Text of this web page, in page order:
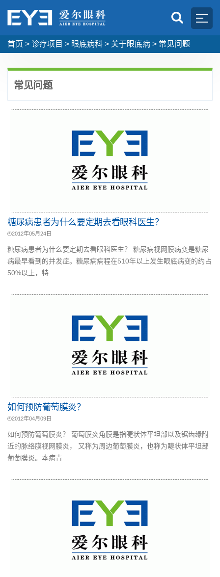
首页 > 诊疗项目 > 眼底病科 > 关于眼底病 > 常见问题
常见问题
糖尿病患者为什么要定期去看眼科医生？
2012年05月24日
糖尿病患者为什么要定期去看眼科医生？ 糖尿病视网膜病变是糖尿
病最早看到的并发症。糖尿病病程在510年以上发生眼底病变的约占
50%以上，特...
如何预防葡萄膜炎？
2012年04月09日
如何预防葡萄膜炎？ 葡萄膜炎角膜是指睫状体平坦部以及锯齿缘附
近的脉络膜视网膜炎， 又称为周边葡萄膜炎，也称为睫状体平坦部
葡萄膜炎。本病青...